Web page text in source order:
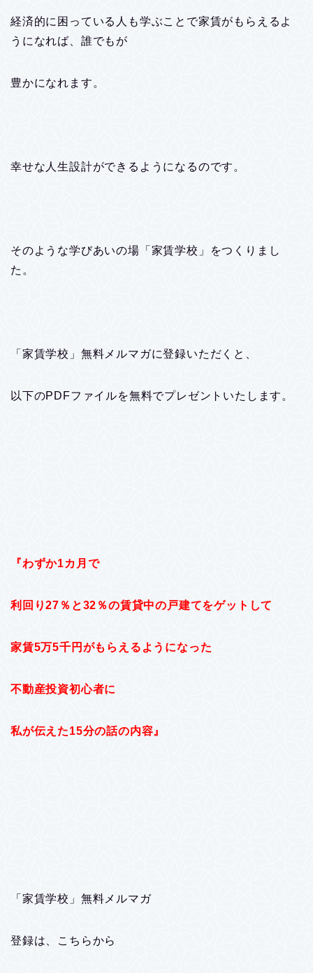
経済的に困っている人も学ぶことで家賃がもらえるよ
うになれば、誰でもが
豊かになれます。
幸せな人生設計ができるようになるのです。
そのような学びあいの場「家賃学校」をつくりまし
た。
「家賃学校」無料メルマガに登録いただくと、
以下のPDFファイルを無料でプレゼントいたします。
『わずか1カ月で
利回り27％と32％の賃貸中の戸建てをゲットして
家賃5万5千円がもらえるようになった
不動産投資初心者に
私が伝えた15分の話の内容』
「家賃学校」無料メルマガ
登録は、こちらから